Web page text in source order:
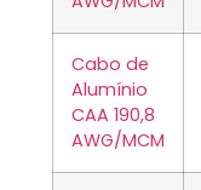
Cabo de
Alumínio
CAA 190,8
AWG/MCM